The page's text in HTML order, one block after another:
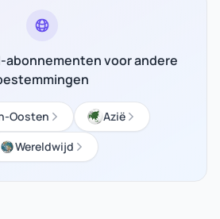
abonnementen voor andere
Oosten
Azië
Wereldwijd